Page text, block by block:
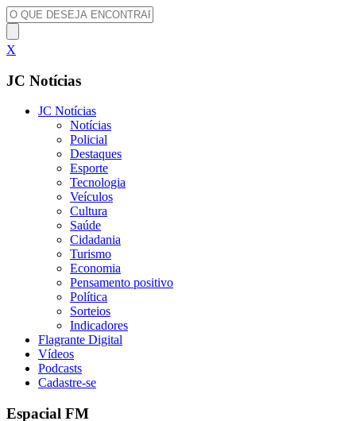
X
JC Notícias
JC Notícias
Notícias
Policial
Destaques
Esporte
Tecnologia
Veículos
Cultura
Saúde
Cidadania
Turismo
Economia
Pensamento positivo
Política
Sorteios
Indicadores
Flagrante Digital
Vídeos
Podcasts
Cadastre-se
Espacial FM